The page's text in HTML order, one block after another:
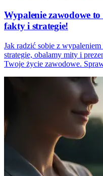
Wypalenie zawodowe
fakty i strategie!
Jak radzić sobie z
strategie, obalamy mity i
Twoje życie zawodowe.